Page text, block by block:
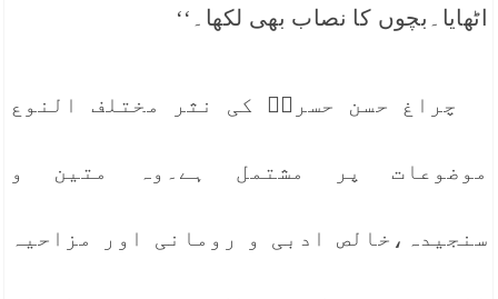
اٹھایا۔بچوں کا نصاب بھی لکھا۔‘‘
چراغ حسن حسرتؔ کی نثر مختلف النوع
موضوعات پر مشتمل ہے۔وہ متین و
سنجیدہ،خالص ادبی و رومانی اور مزاحیہ